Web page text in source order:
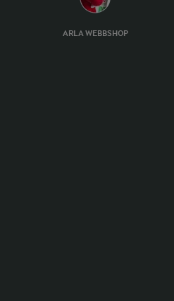
ARLA WEBBSHOP